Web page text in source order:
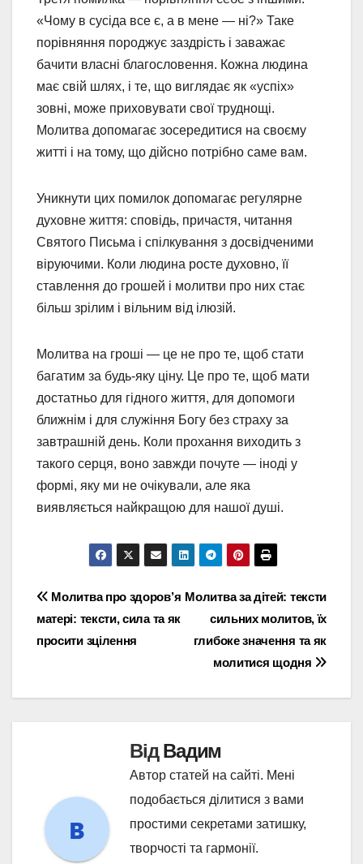
«Чому в сусіда все є, а в мене — ні?» Таке
порівняння породжує заздрість і заважає
бачити власні благословення. Кожна людина
має свій шлях, і те, що виглядає як «успіх»
зовні, може приховувати свої труднощі.
Молитва допомагає зосередитися на своєму
житті і на тому, що дійсно потрібно саме вам.
Уникнути цих помилок допомагає регулярне
духовне життя: сповідь, причастя, читання
Святого Письма і спілкування з досвідченими
віруючими. Коли людина росте духовно, її
ставлення до грошей і молитви про них стає
більш зрілим і вільним від ілюзій.
Молитва на гроші — це не про те, щоб стати
багатим за будь-яку ціну. Це про те, щоб мати
достатньо для гідного життя, для допомоги
ближнім і для служіння Богу без страху за
завтрашній день. Коли прохання виходить з
такого серця, воно завжди почуте — іноді у
формі, яку ми не очікували, але яка
виявляється найкращою для нашої душі.
Навігація
записів
Молитва за дітей: тексти
сильних молитов, їх
глибоке значення та як
молитися щодня
Молитва про здоров’я
матері: тексти, сила та як
просити зцілення
ВідВадим
Автор статей на сайті. Мені
подобається ділитися з вами
простими секретами затишку,
творчості та гармонії.